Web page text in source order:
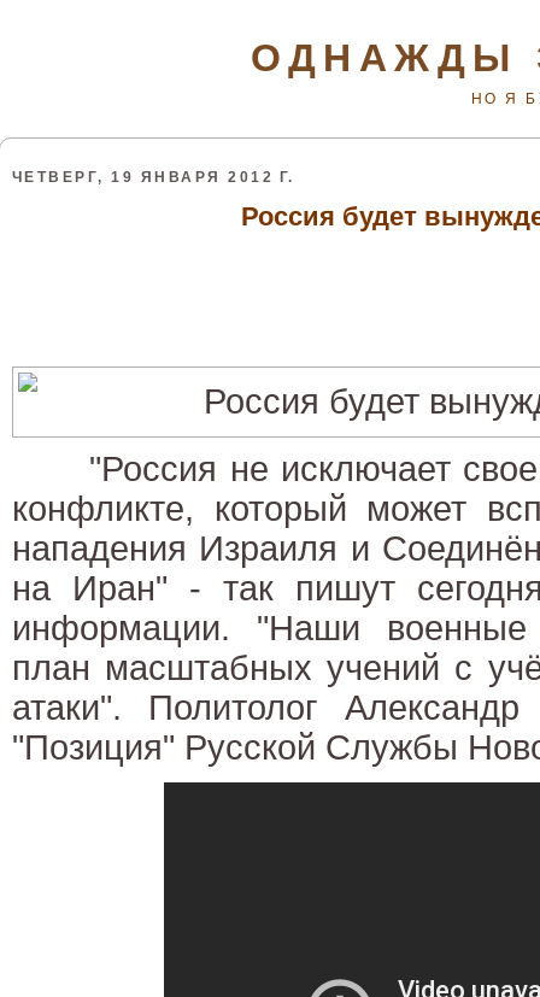
ОДНАЖДЫ
НО Я
ЧЕТВЕРГ, 19 ЯНВАРЯ 2012 Г.
Россия будет
"Россия не исключает
конфликте, который может
нападения Израиля и
на Иран" - так пишут
информации. "Наши военные
план масштабных учений с
атаки". Политолог
"Позиция" Русской Службы